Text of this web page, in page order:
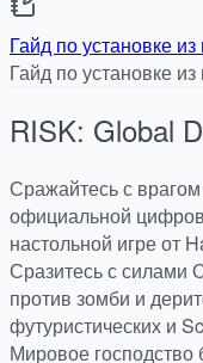
Гайд по установке
Гайд по установке
RISK: Global
Сражайтесь с
официальной
настольной игре от
Сразитесь с силами
против зомби и
футуристических и
Мировое господство